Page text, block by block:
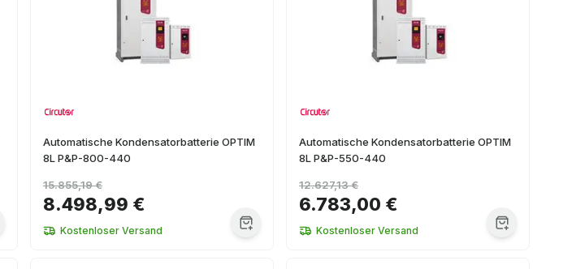
Automatische Kondensatorbatterie OPTIM
8L P&P-800-440
8.498,99 €
15.855,19 €
Kostenloser Versand
Automatische Kondensatorbatterie OPTIM
8L P&P-550-440
6.783,00 €
12.627,13 €
Kostenloser Versand